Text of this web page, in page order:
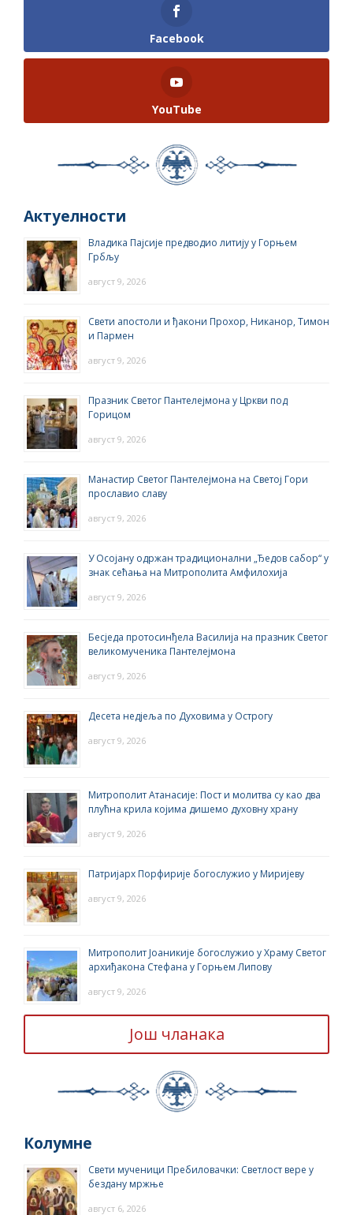
Facebook
YouTube
Актуелности
Владика Пајсије предводио литију у Горњем
Грбљу
август 9, 2026
Свети апостоли и ђакони Прохор, Никанор, Тимон
и Пармен
август 9, 2026
Празник Светог Пантелејмона у Цркви под
Горицом
август 9, 2026
Манастир Светог Пантелејмона на Светој Гори
прославио славу
август 9, 2026
У Осојану одржан традиционални „Ђедов сабор“ у
знак сећања на Митрополита Амфилохија
август 9, 2026
Бесједа протосинђела Василија на празник Светог
великомученика Пантелејмона
август 9, 2026
Десета недјеља по Духовима у Острогу
август 9, 2026
Митрополит Атанасије: Пост и молитва су као два
плућна крила којима дишемо духовну храну
август 9, 2026
Патријарх Порфирије богослужио у Миријеву
август 9, 2026
Митрополит Јоаникије богослужио у Храму Светог
архиђакона Стефана у Горњем Липову
август 9, 2026
Још чланака
Колумне
Свети мученици Пребиловачки: Светлост вере у
бездану мржње
август 6, 2026